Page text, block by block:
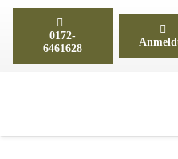
0172-
6461628